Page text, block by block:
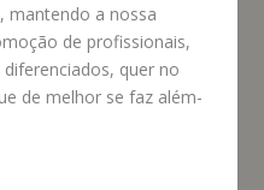
mantendo a nossa
de profissionais,
quer no
de melhor se faz além-